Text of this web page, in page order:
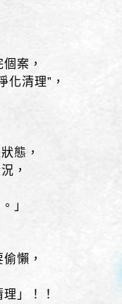
案，
化清理”，
態，
，
」
懶，
」！！